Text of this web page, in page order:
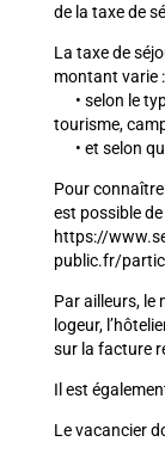
de la taxe de
La taxe de
montant varie :
• selon le
tourisme,
• et selon
Pour
est possible
https://
public.fr/
Par ailleurs, le
logeur,
sur la facture
Il est
Le vacancier